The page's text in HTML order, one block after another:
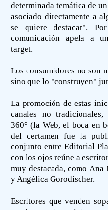
determinada temática de
asociado directamente a
se quiere destacar".
comunicación apela a
target.
Los consumidores no son
sino que lo "construyen"
La promoción de estas
canales no
360° (la Web, el boca en
del certamen fue la
conjunto entre Editorial
con los ojos reúne a
muy destacada, como
y Angélica Gorodischer.
Escritores que venden